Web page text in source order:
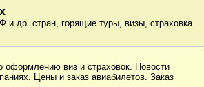
и др. стран, горящие туры, визы, страховка.
оформлению виз и страховок. Новости
Цены и заказ авиабилетов. Заказ